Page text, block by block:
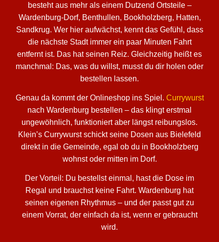
besteht aus mehr als einem Dutzend Ortsteile –
Wardenburg-Dorf, Benthullen, Bookholzberg, Hatten,
Sandkrug. Wer hier aufwächst, kennt das Gefühl, dass
die nächste Stadt immer ein paar Minuten Fahrt
entfernt ist. Das hat seinen Reiz. Gleichzeitig heißt es
manchmal: Das, was du willst, musst du dir holen oder
bestellen lassen.
Genau da kommt der Onlineshop ins Spiel. Currywurst
nach Wardenburg bestellen – das klingt erstmal
ungewöhnlich, funktioniert aber längst reibungslos.
Klein’s Currywurst schickt seine Dosen aus Bielefeld
direkt in die Gemeinde, egal ob du in Bookholzberg
wohnst oder mitten im Dorf.
Der Vorteil: Du bestellst einmal, hast die Dose im
Regal und brauchst keine Fahrt. Wardenburg hat
seinen eigenen Rhythmus – und der passt gut zu
einem Vorrat, der einfach da ist, wenn er gebraucht
wird.